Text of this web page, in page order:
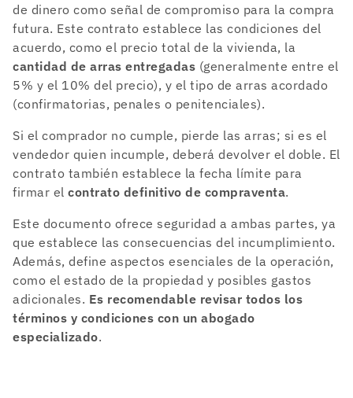
de dinero como señal de compromiso para la compra
futura. Este contrato establece las condiciones del
acuerdo, como el precio total de la vivienda, la
cantidad de arras entregadas (generalmente entre el
5% y el 10% del precio), y el tipo de arras acordado
(confirmatorias, penales o penitenciales).
Si el comprador no cumple, pierde las arras; si es el
vendedor quien incumple, deberá devolver el doble. El
contrato también establece la fecha límite para
firmar el contrato definitivo de compraventa.
Este documento ofrece seguridad a ambas partes, ya
que establece las consecuencias del incumplimiento.
Además, define aspectos esenciales de la operación,
como el estado de la propiedad y posibles gastos
adicionales. Es recomendable revisar todos los
términos y condiciones con un abogado
especializado.